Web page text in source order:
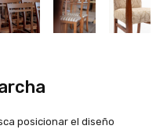
posicionar el diseño